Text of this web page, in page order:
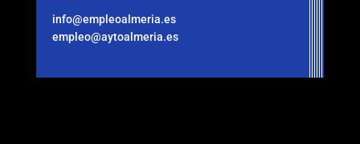
info@empleoalmeria.es
empleo@aytoalmeria.es